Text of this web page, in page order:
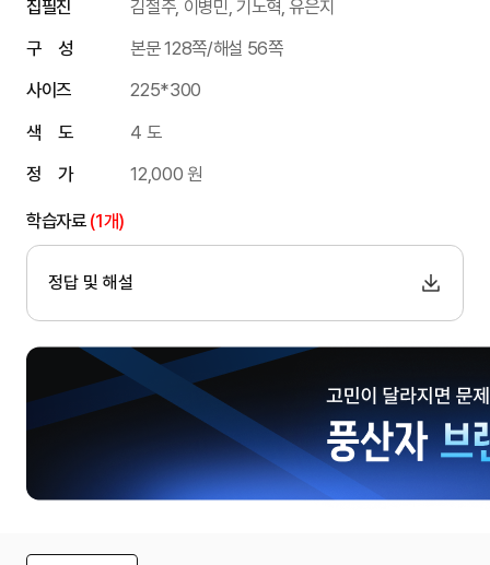
집필진
김철주, 이병민, 기노혁, 유은지
구 성
본문 128쪽/해설 56쪽
사이즈
225*300
색 도
4 도
정 가
12,000 원
학습자료 (1개)
정답 및 해설